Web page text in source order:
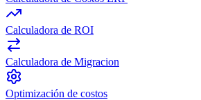
Calculadora de ROI
Calculadora de Migracion
Optimización de costos